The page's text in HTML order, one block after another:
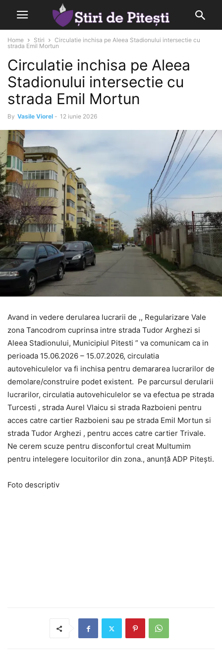
Home Stiri
Circulatie inchisa pe Aleea Stadionului intersectie cu
strada Emil Mortun
Circulatie inchisa pe Aleea
Stadionului intersectie cu
strada Emil Mortun
By Vasile Viorel - 12 iunie 2026
Avand in vedere derularea lucrarii de ,, Regularizare Vale
zona Tancodrom cuprinsa intre strada Tudor Arghezi si
Aleea Stadionului, Municipiul Pitesti ” va comunicam ca in
perioada 15.06.2026 – 15.07.2026, circulatia
autovehiculelor va fi inchisa pentru demararea lucrarilor de
demolare/construire podet existent. Pe parcursul derularii
lucrarilor, circulatia autovehiculelor se va efectua pe strada
Turcesti , strada Aurel Vlaicu si strada Razboieni pentru
acces catre cartier Razboieni sau pe strada Emil Mortun si
strada Tudor Arghezi , pentru acces catre cartier Trivale.
Ne cerem scuze pentru disconfortul creat Multumim
pentru intelegere locuitorilor din zona., anunță ADP Pitești.
Foto descriptiv